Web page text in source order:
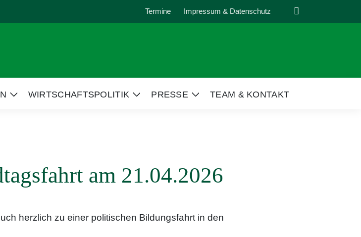
Termine Impressum & Datenschutz Suche
Zeige
WIRTSCHAFTSPOLITIK
Zeige
PRESSE
Zeige
TEAM & KONTAKT
am 21.04.2026
herzlich zu einer politischen Bildungsfahrt in den